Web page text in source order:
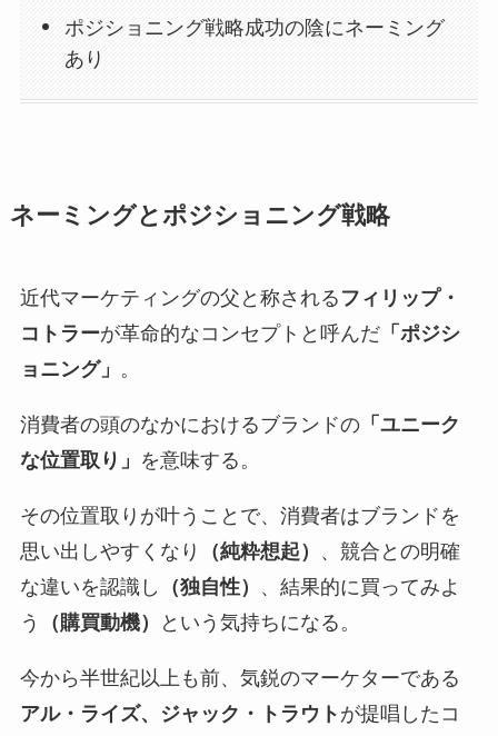
ポジショニング戦略成功の陰にネーミング
あり
ネーミングとポジショニング戦略
近代マーケティングの父と称される フィリップ・
コトラーが革命的なコンセプトと呼んだ「ポジシ
ョニング」 。
消費者の頭のなかにおけるブランドの「ユニーク
な位置取り」 を意味する。
その位置取りが叶うことで、消費者はブランドを
思い出しやすくなり
（純粋想起）
、競合との明確
な違いを認識し
（独自性）
、結果的に買ってみよ
う
（購買動機） という気持ちになる。
今から半世紀以上も前、気鋭のマーケターである
アル・ライズ、ジャック・トラウト が提唱したコ